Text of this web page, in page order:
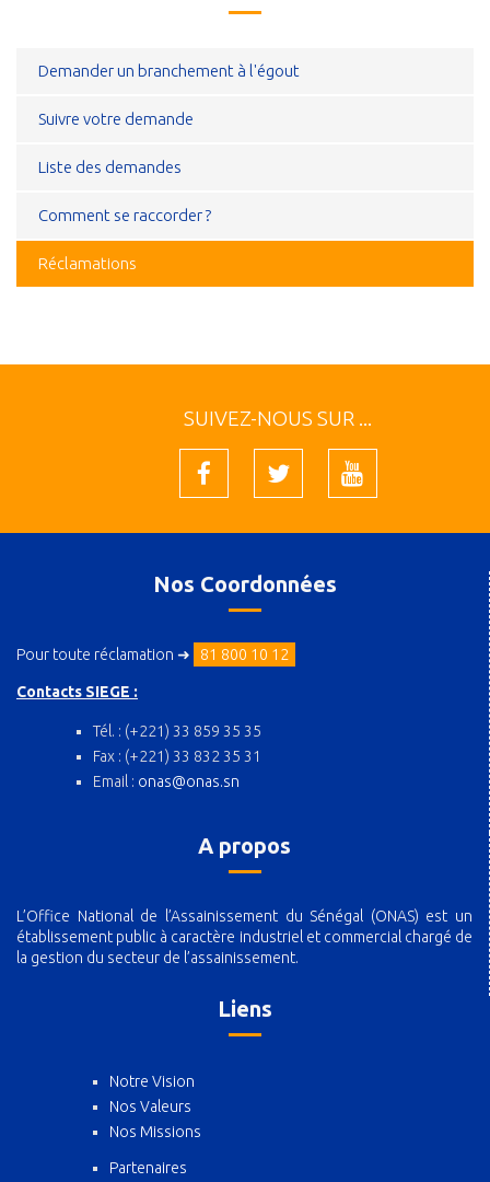
Demander un branchement à l'égout
Suivre votre demande
Liste des demandes
Comment se raccorder ?
Réclamations
SUIVEZ-NOUS SUR ...
Nos Coordonnées
Pour toute réclamation ➜ 81 800 10 12
Contacts SIEGE :
Tél. : (+221) 33 859 35 35
Fax : (+221) 33 832 35 31
Email : onas@onas.sn
A propos
L’Office National de l’Assainissement du Sénégal (ONAS) est un
établissement public à caractère industriel et commercial chargé de
la gestion du secteur de l’assainissement.
Liens
Notre Vision
Nos Valeurs
Nos Missions
Partenaires